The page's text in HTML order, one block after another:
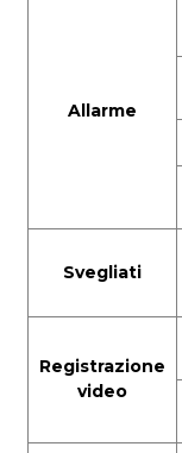
Allarme
Svegliati
Registrazione
video